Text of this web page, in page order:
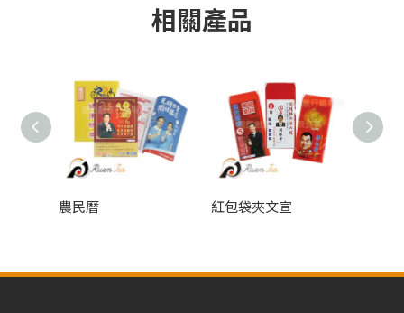
相關產品
農民曆 紅包袋夾文宣